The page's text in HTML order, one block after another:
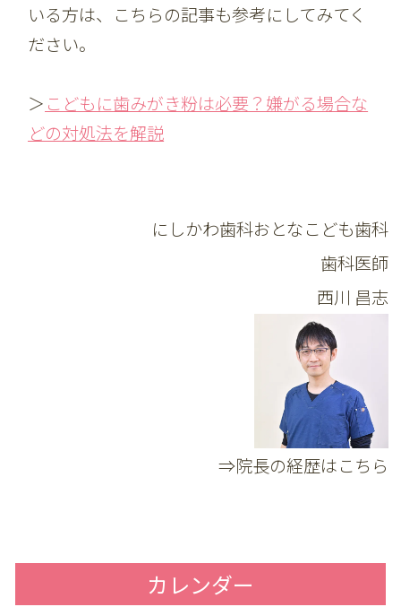
いる方は、こちらの記事も参考にしてみてく
ださい。
＞ こどもに歯みがき粉は必要？嫌がる場合な
どの対処法を解説
にしかわ歯科おとなこども歯科
歯科医師
西川 昌志
⇒院長の経歴はこちら
カレンダー